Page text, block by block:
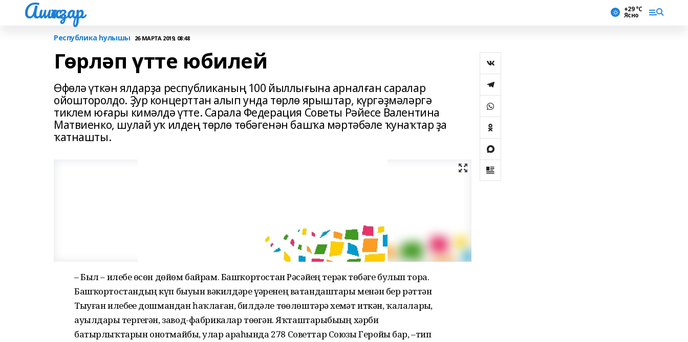
Ашҡаҙар +29 °С
Ясно
Республика һулышы 26 МАРТА 2019, 08:48
Гөрләп үтте юбилей
Өфөлә үткән ялдарҙа республиканың 100 йыллығына арналған саралар
ойошторолдо. Ҙур концерттан алып унда төрлө ярыштар, күргәҙмәләргә
тиклем юғары кимәлдә үтте. Сарала Федерация Советы Рәйесе Валентина
Матвиенко, шулай уҡ илдең төрлө төбәгенән башҡа мәртәбәле ҡунаҡтар ҙа
ҡатнашты.
– Был – илебеҙ өсөн дөйөм байрам. Башҡортостан Рәсәйҙең терәк төбәге булып тора.
Башҡортостандың күп быуын вәкилдәре үҙҙәренең ватандаштары менән бер рәттән
Тыуған илебеҙҙе дошмандан һаҡлаған, билдәле төҙөлөштәрҙә хеҙмәт иткән, ҡалаларҙы,
ауылдарҙы тергеҙгән, завод-фабрикалар төҙөгән. Яҡташтарыбыҙҙың хәрби
батырлыҡтарын онотмайбыҙ, улар араһында 278 Советтар Союзы Геройы бар, –тип